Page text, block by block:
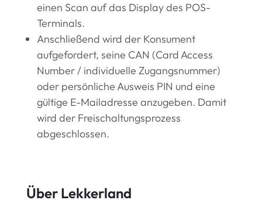
einen Scan auf das Display des POS-
Terminals.
Anschließend wird der Konsument
aufgefordert, seine CAN (Card Access
Number / individuelle Zugangsnummer)
oder persönliche Ausweis PIN und eine
gültige E-Mailadresse anzugeben. Damit
wird der Freischaltungsprozess
abgeschlossen.
Über Lekkerland